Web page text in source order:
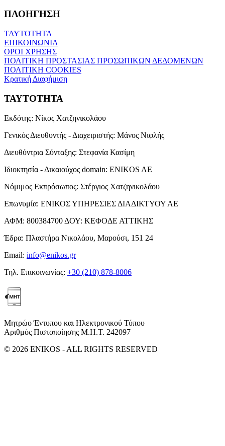
ΠΛΟΗΓΗΣΗ
ΤΑΥΤΟΤΗΤΑ
ΕΠΙΚΟΙΝΩΝΙΑ
ΟΡΟΙ ΧΡΗΣΗΣ
ΠΟΛΙΤΙΚΗ ΠΡΟΣΤΑΣΙΑΣ ΠΡΟΣΩΠΙΚΩΝ ΔΕΔΟΜΕΝΩΝ
ΠΟΛΙΤΙΚΗ COOKIES
Κρατική Διαφήμιση
ΤΑΥΤΟΤΗΤΑ
Εκδότης: Νίκος Χατζηνικολάου
Γενικός Διευθυντής - Διαχειριστής: Μάνος Νιφλής
Διευθύντρια Σύνταξης: Στεφανία Κασίμη
Ιδιοκτησία - Δικαιούχος domain: ENIKOS AE
Νόμιμος Εκπρόσωπος: Στέργιος Χατζηνικολάου
Επωνυμία: ΕΝΙΚΟΣ ΥΠΗΡΕΣΙΕΣ ΔΙΑΔΙΚΤΥΟΥ ΑΕ
ΑΦΜ: 800384700 ΔΟΥ: ΚΕΦΟΔΕ ΑΤΤΙΚΗΣ
Έδρα: Πλαστήρα Νικολάου, Μαρούσι, 151 24
Email: info@enikos.gr
Τηλ. Επικοινωνίας: +30 (210) 878-8006
Μητρώο Έντυπου και Ηλεκτρονικού Τύπου
Αριθμός Πιστοποίησης Μ.Η.Τ. 242097
© 2026 ENIKOS - ALL RIGHTS RESERVED